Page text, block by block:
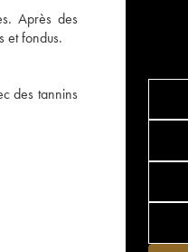
Après des
et fondus.
des tannins